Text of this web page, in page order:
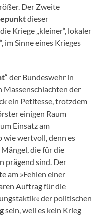
Der Zweite
dieser
Kriege „kleiner“, lokaler
im Sinne eines Krieges
“ der Bundeswehr in
Massenschlachten der
ein Petitesse, trotzdem
einigen Raum
Einsatz am
wie wertvoll, denn es
die für die
prägend sind. Der
am »Fehlen einer
Auftrag für die
der politischen
sein, weil es kein Krieg